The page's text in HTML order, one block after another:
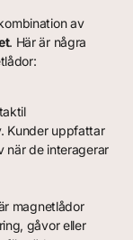
av
. Här är några
Kunder uppfattar
när de interagerar
magnetlådor
gåvor eller